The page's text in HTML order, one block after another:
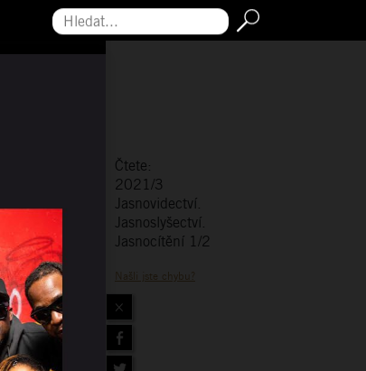
Hledat...
Čtete:
2021/3
Jasnovidectví.
Jasnoslyšectví.
Jasnocítění 1/2
Našli jste chybu?
×